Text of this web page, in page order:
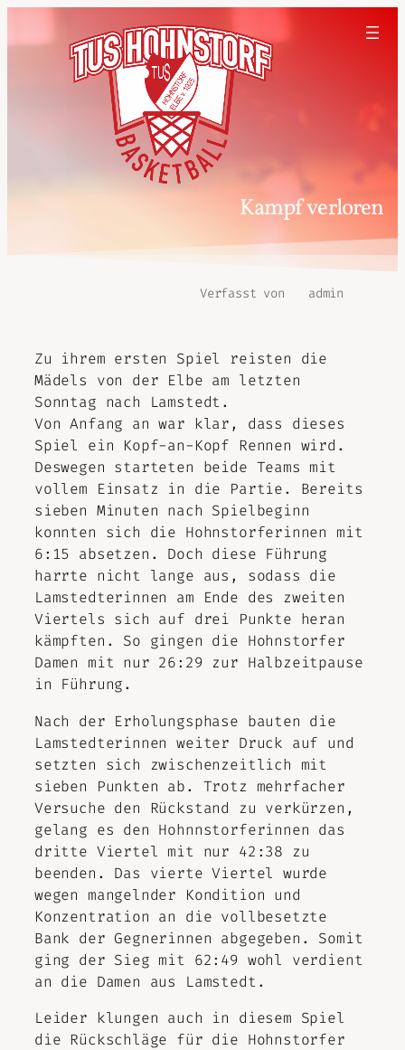
Kampf verloren
Verfasst von admin
Zu ihrem ersten Spiel reisten die
Mädels von der Elbe am letzten
Sonntag nach Lamstedt.
Von Anfang an war klar, dass dieses
Spiel ein Kopf-an-Kopf Rennen wird.
Deswegen starteten beide Teams mit
vollem Einsatz in die Partie. Bereits
sieben Minuten nach Spielbeginn
konnten sich die Hohnstorferinnen mit
6:15 absetzen. Doch diese Führung
harrte nicht lange aus, sodass die
Lamstedterinnen am Ende des zweiten
Viertels sich auf drei Punkte heran
kämpften. So gingen die Hohnstorfer
Damen mit nur 26:29 zur Halbzeitpause
in Führung.
Nach der Erholungsphase bauten die
Lamstedterinnen weiter Druck auf und
setzten sich zwischenzeitlich mit
sieben Punkten ab. Trotz mehrfacher
Versuche den Rückstand zu verkürzen,
gelang es den Hohnnstorferinnen das
dritte Viertel mit nur 42:38 zu
beenden. Das vierte Viertel wurde
wegen mangelnder Kondition und
Konzentration an die vollbesetzte
Bank der Gegnerinnen abgegeben. Somit
ging der Sieg mit 62:49 wohl verdient
an die Damen aus Lamstedt.
Leider klungen auch in diesem Spiel
die Rückschläge für die Hohnstorfer